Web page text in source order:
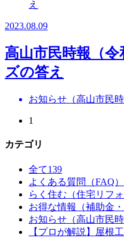
2023.08.09
高山市民時報（令
ズの答え
お知らせ（高山市民時
1
カテゴリ
全て139
よくある質問（FAQ）
らく住む（住宅リフォ
お得な情報（補助金
お知らせ（高山市民時
【プロが解説】屋根